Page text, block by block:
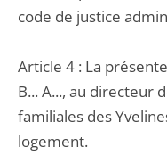
code de justice
Article 4 : La
B... A..., au directeur
familiales des
logement.